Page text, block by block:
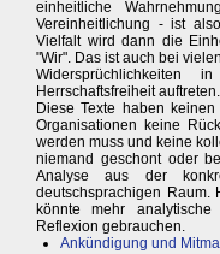
einheitliche
Vereinheitlichung - ist
Vielfalt wird dann die
"Wir". Das ist auch bei
Herrschaftsfreiheit auftreten.
Diese Texte haben
Organisationen keine
werden muss und keine
niemand geschont oder
Analyse aus der
deutschsprachigen Raum.
könnte mehr
Reflexion gebrauchen.
Ankündigung und